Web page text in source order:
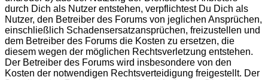
durch Dich als Nutzer entstehen, verpflichtest Du Dich als
Nutzer, den Betreiber des Forums von jeglichen Ansprüchen,
einschließlich Schadensersatzansprüchen, freizustellen und
dem Betreiber des Forums die Kosten zu ersetzen, die
diesem wegen der möglichen Rechtsverletzung entstehen.
Der Betreiber des Forums wird insbesondere von den
Kosten der notwendigen Rechtsverteidigung freigestellt. Der